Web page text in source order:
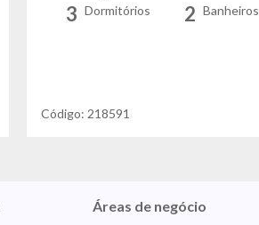
3 Dormitórios 2 Banheiros
Código: 218591
Áreas de negócio